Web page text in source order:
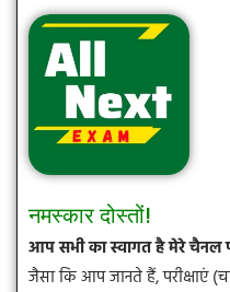
नमस्कार दोस्तों!
आप सभी का स्वागत है मेरे चैनल
जैसा कि आप जानते हैं, परीक्षाएं